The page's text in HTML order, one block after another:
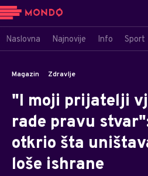
Naslovna Najnovije Info Sport
Magazin Zdravlje
"I moji prijatelji
rade pravu
otkrio šta
loše ishrane